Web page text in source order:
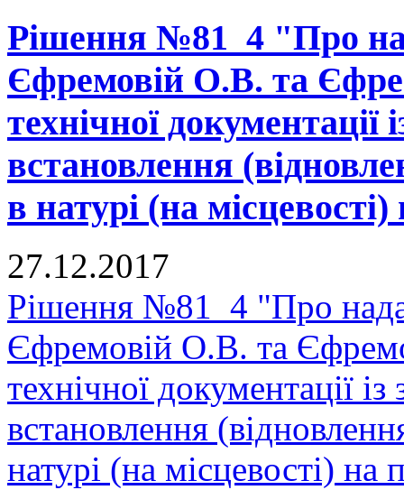
Рішення №81_4 "Про
Єфремовій О.В. та
технічної
встановлення
в натурі (на
27.12.2017
Рішення №81_4 "Про
Єфремовій О.В. та
технічної документації
встановлення
натурі (на місцевості) на